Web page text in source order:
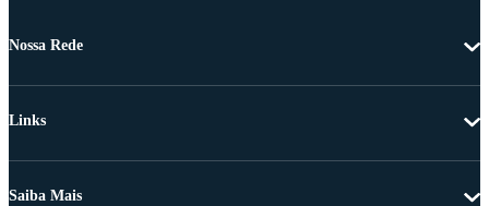
Nossa Rede
Links
Saiba Mais